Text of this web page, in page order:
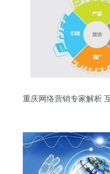
重庆网络营销专家解析